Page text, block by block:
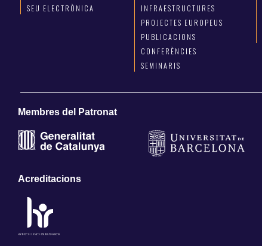
SEU ELECTRÒNICA
INFRAESTRUCTURES
PROJECTES EUROPEUS
PUBLICACIONS
CONFERÈNCIES
SEMINARIS
Membres del Patronat
Acreditacions